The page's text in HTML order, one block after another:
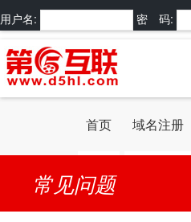
用户名: 密 码:
首页 域名注册
常见问题